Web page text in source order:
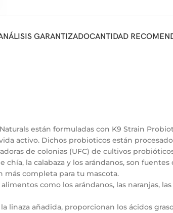
GARANTIZADOCANTIDAD
están formuladas con K9 Strain
activo. Dichos probioticos están
de colonias (UFC) de cultivos
la calabaza y los arándanos, son
más completa para tu mascota.
como los arándanos, las naranjas,
linaza añadida, proporcionan los ácidos